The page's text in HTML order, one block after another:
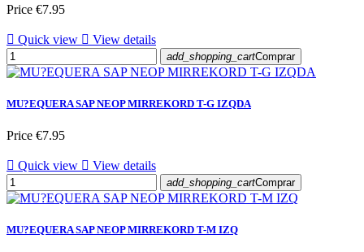
Price €7.95
 Quick view  View details
add_shopping_cartComprar
MU?EQUERA SAP NEOP MIRREKORD T-G IZQDA
Price €7.95
 Quick view  View details
add_shopping_cartComprar
MU?EQUERA SAP NEOP MIRREKORD T-M IZQ